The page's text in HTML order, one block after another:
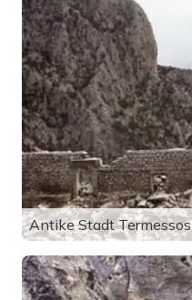
Antike Stadt Termessos